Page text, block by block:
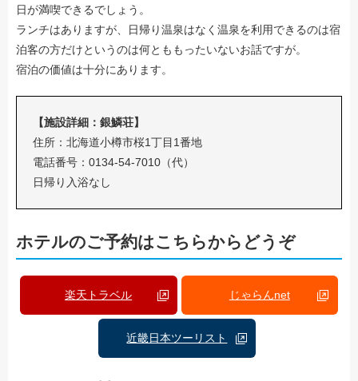
日が満喫できるでしょう。
ランチはありますが、日帰り温泉はなく温泉を利用できるのは宿
泊客の方だけというのは何とももったいないお話ですが。
宿泊の価値は十分にあります。
【施設詳細：銀鱗荘】
住所：北海道小樽市桜1丁目1番地
電話番号：0134-54-7010（代）
日帰り入浴なし
ホテルのご予約はこちらからどうぞ
楽天トラベル じゃらんnet
近畿日本ツーリスト